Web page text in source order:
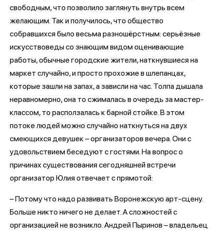
свободным, что позволило заглянуть внутрь всем
желающим. Так и получилось, что общество
собравшихся было весьма разношёрстным: серьёзные
искусствоведы со знающим видом оценивающие
работы, обычные городские жители, наткнувшиеся на
маркет случайно, и просто прохожие в шлепанцах,
которые зашли на запах, а зависли на час. Толпа дышала
неравномерно, она то сжималась в очередь за мастер-
классом, то расползалась к барной стойке. В этом
потоке людей можно случайно наткнуться на двух
смеющихся девушек – организаторов вечера. Они с
удовольствием беседуют с гостями. На вопрос о
причинах существования сегодняшней встречи
организатор Юлия отвечает с прямотой:
– Потому что надо развивать Воронежскую арт-сцену.
Больше никто ничего не делает. А сложностей с
организацией не возникло. Андрей Пыринов – владельец